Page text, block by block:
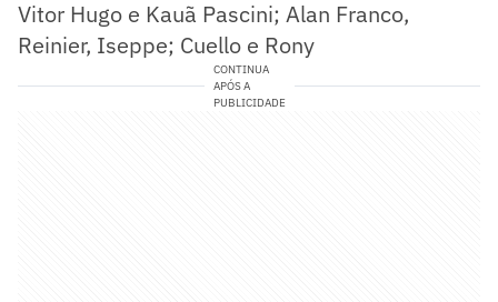
Vitor Hugo e Kauã Pascini; Alan Franco,
Reinier, Iseppe; Cuello e Rony
CONTINUA
APÓS A
PUBLICIDADE